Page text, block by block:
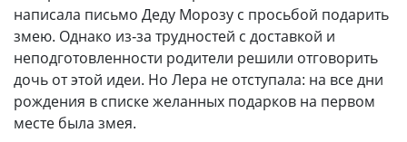
написала письмо Деду Морозу с просьбой подарить
змею. Однако из-за трудностей с доставкой и
неподготовленности родители решили отговорить
дочь от этой идеи. Но Лера не отступала: на все дни
рождения в списке желанных подарков на первом
месте была змея.